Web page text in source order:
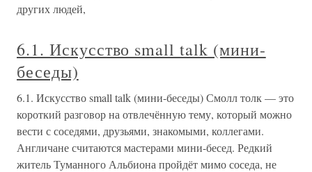
других людей,
6.1. Искусство small talk (мини-
беседы)
6.1. Искусство small talk (мини-беседы) Смолл толк — это
короткий разговор на отвлечённую тему, который можно
вести с соседями, друзьями, знакомыми, коллегами.
Англичане считаются мастерами мини-бесед. Редкий
житель Туманного Альбиона пройдёт мимо соседа, не